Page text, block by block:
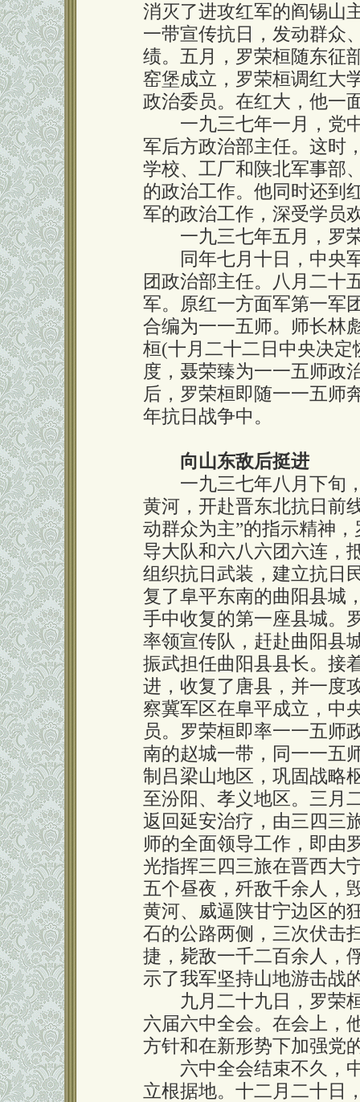
消灭了进攻红军的阎锡山
一带宣传抗日，发动群众
绩。五月，罗荣桓随东征
窑堡成立，罗荣桓调红大
政治委员。在红大，他一
一九三七年一月，党中
军后方政治部主任。这时
学校、工厂和陕北军事部
的政治工作。他同时还到
军的政治工作，深受学员
一九三七年五月，罗荣
同年七月十日，中央军
团政治部主任。八月二十
军。原红一方面军第一军
合编为一一五师。师长林
桓(十月二十二日中央决
度，聂荣臻为一一五师政
后，罗荣桓即随一一五师
年抗日战争中。
向山东敌后挺进
一九三七年八月下旬，
黄河，开赴晋东北抗日前
动群众为主”的指示精神
导大队和六八六团六连，
组织抗日武装，建立抗日
复了阜平东南的曲阳县城
手中收复的第一座县城。
率领宣传队，赶赴曲阳县
振武担任曲阳县县长。接
进，收复了唐县，并一度
察冀军区在阜平成立，中
员。罗荣桓即率一一五师
南的赵城一带，同一一五
制吕梁山地区，巩固战略
至汾阳、孝义地区。三月
返回延安治疗，由三四三
师的全面领导工作，即由
光指挥三四三旅在晋西大
五个昼夜，歼敌千余人，
黄河、威逼陕甘宁边区的
石的公路两侧，三次伏击
捷，毙敌一千二百余人，
示了我军坚持山地游击战
九月二十九日，罗荣桓
六届六中全会。在会上，
方针和在新形势下加强党
六中全会结束不久，中
立根据地。十二月二十日